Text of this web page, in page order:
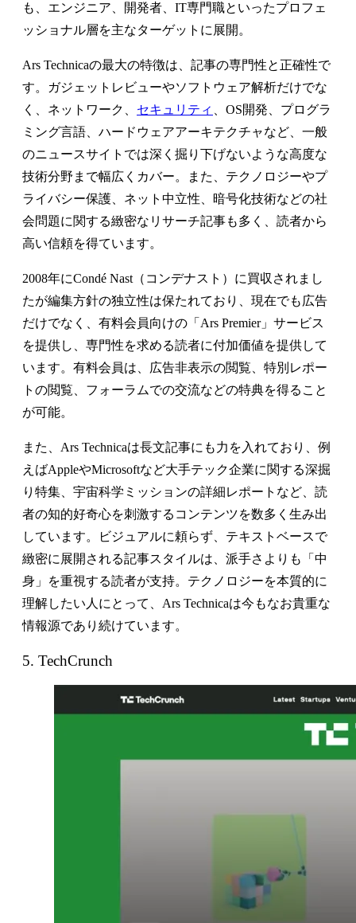
も、エンジニア、開発者、IT専門職といったプロフェ
ッショナル層を主なターゲットに展開。
Ars Technicaの最大の特徴は、記事の専門性と正確性で
す。ガジェットレビューやソフトウェア解析だけでな
く、ネットワーク、 セキュリティ
、OS開発、プログラ
ミング言語、ハードウェアアーキテクチャなど、一般
のニュースサイトでは深く掘り下げないような高度な
技術分野まで幅広くカバー。また、テクノロジーやプ
ライバシー保護、ネット中立性、暗号化技術などの社
会問題に関する緻密なリサーチ記事も多く、読者から
高い信頼を得ています。
2008年にCondé Nast（コンデナスト）に買収されまし
たが編集方針の独立性は保たれており、現在でも広告
だけでなく、有料会員向けの「Ars Premier」サービス
を提供し、専門性を求める読者に付加価値を提供して
います。有料会員は、広告非表示の閲覧、特別レポー
トの閲覧、フォーラムでの交流などの特典を得ること
が可能。
また、Ars Technicaは長文記事にも力を入れており、例
えばAppleやMicrosoftなど大手テック企業に関する深掘
り特集、宇宙科学ミッションの詳細レポートなど、読
者の知的好奇心を刺激するコンテンツを数多く生み出
しています。ビジュアルに頼らず、テキストベースで
緻密に展開される記事スタイルは、派手さよりも「中
身」を重視する読者が支持。テクノロジーを本質的に
理解したい人にとって、Ars Technicaは今もなお貴重な
情報源であり続けています。
5. TechCrunch